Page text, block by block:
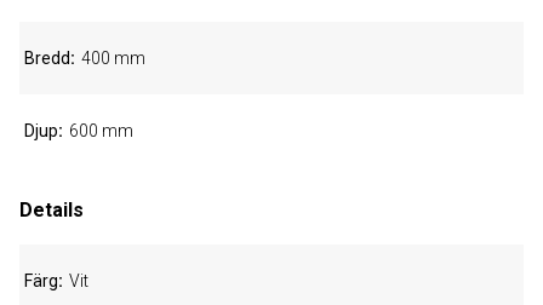
Bredd 400 mm
Djup 600 mm
Details
Färg Vit